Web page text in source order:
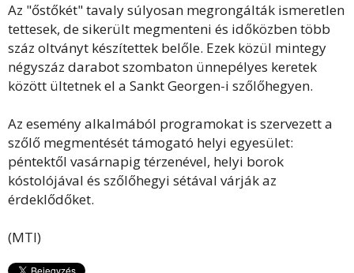
Az "őstőkét" tavaly súlyosan megrongálták ismeretlen
tettesek, de sikerült megmenteni és időközben több
száz oltványt készítettek belőle. Ezek közül mintegy
négyszáz darabot szombaton ünnepélyes keretek
között ültetnek el a Sankt Georgen-i szőlőhegyen.
Az esemény alkalmából programokat is szervezett a
szőlő megmentését támogató helyi egyesület:
péntektől vasárnapig térzenével, helyi borok
kóstolójával és szőlőhegyi sétával várják az
érdeklődőket.
(MTI)